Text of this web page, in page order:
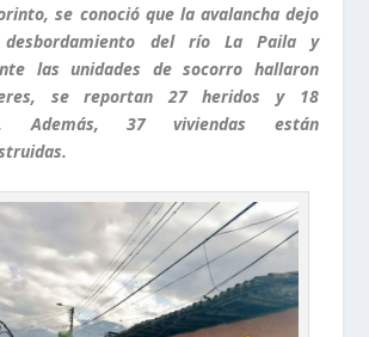
se conoció que la avalancha dejo
del río La Paila y
las unidades de socorro hallaron
se reportan 27 heridos y 18
Además, 37 viviendas están